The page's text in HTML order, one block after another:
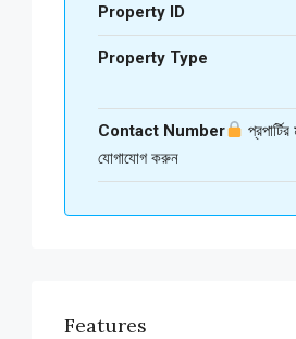
Property ID
Property Type
Contact Number
যোগাযোগ করুন
Features